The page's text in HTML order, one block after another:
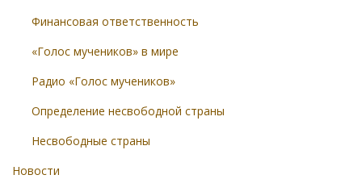
Финансовая ответственность
«Голос мучеников» в мире
Радио «Голос мучеников»
Определение несвободной страны
Несвободные страны
Новости